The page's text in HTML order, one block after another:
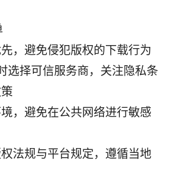
，避免侵犯版权的下载行为
选择可信服务商，关注隐私条
，避免在公共网络进行敏感
法规与平台规定，遵循当地